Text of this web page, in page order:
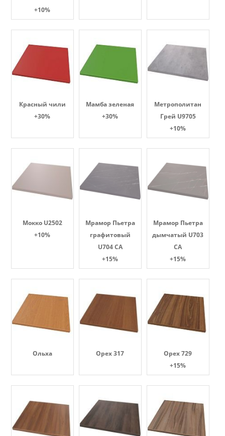
+10%
Красный чили
+30%
Мамба зеленая
+30%
Метрополитан
Грей U9705
+10%
Мокко U2502
+10%
Мрамор Пьетра
графитовый
U704 CA
+15%
Мрамор Пьетра
дымчатый U703
CA
+15%
Ольха Орех 317
Орех 729
+15%